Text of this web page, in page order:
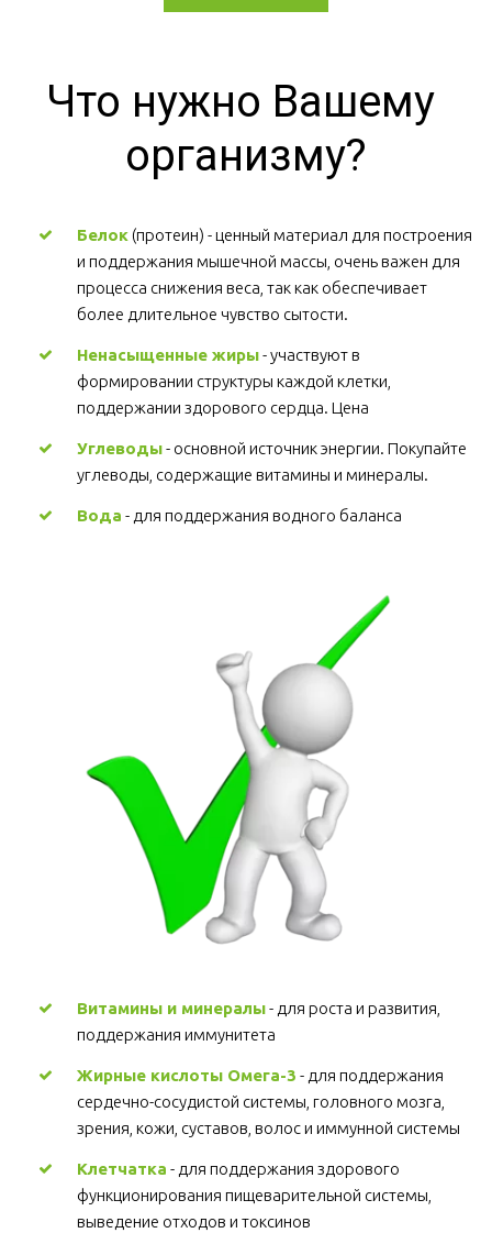
Что нужно Вашему
организму?
Белок (протеин) - ценный материал для построения
и поддержания мышечной массы, очень важен для
процесса снижения веса, так как обеспечивает
более длительное чувство сытости.
Ненасыщенные жиры - участвуют в
формировании структуры каждой клетки,
поддержании здорового сердца. Цена
Углеводы - основной источник энергии. Покупайте
углеводы, содержащие витамины и минералы.
Вода - для поддержания водного баланса
Витамины и минералы - для роста и развития,
поддержания иммунитета
Жирные кислоты Омега-3 - для поддержания
сердечно-сосудистой системы, головного мозга,
зрения, кожи, суставов, волос и иммунной системы
Клетчатка - для поддержания здорового
функционирования пищеварительной системы,
выведение отходов и токсинов